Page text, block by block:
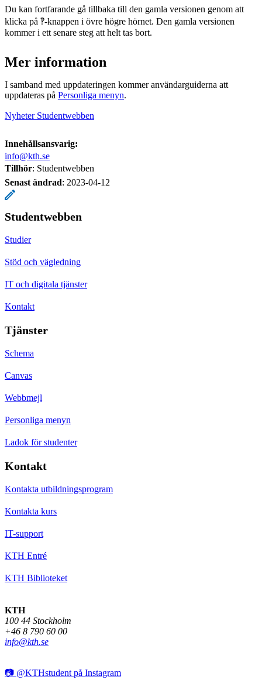
Du kan fortfarande gå tillbaka till den gamla versionen genom att
klicka på ‽-knappen i övre högre hörnet. Den gamla versionen
kommer i ett senare steg att helt tas bort.
Mer information
I samband med uppdateringen kommer användarguiderna att
uppdateras på Personliga menyn.
Nyheter Studentwebben
Innehållsansvarig:
info@kth.se
Tillhör: Studentwebben
Senast ändrad: 2023-04-12
Studentwebben
Studier
Stöd och vägledning
IT och digitala tjänster
Kontakt
Tjänster
Schema
Canvas
Webbmejl
Personliga menyn
Ladok för studenter
Kontakt
Kontakta utbildningsprogram
Kontakta kurs
IT-support
KTH Entré
KTH Biblioteket
KTH
100 44 Stockholm
+46 8 790 60 00
info@kth.se
📷 @KTHstudent på Instagram